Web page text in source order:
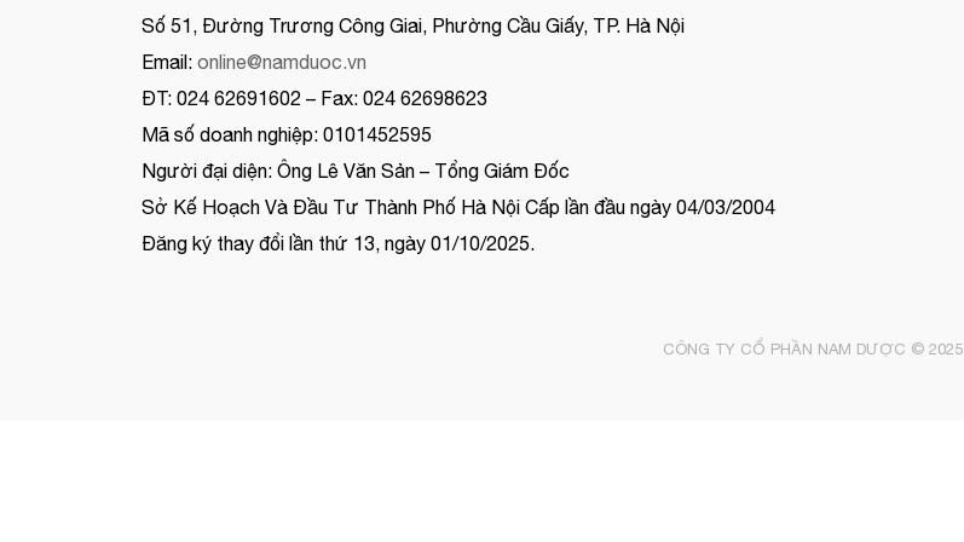
Số 51, Đường Trương Công Giai, Phường Cầu Giấy, TP. Hà Nội
Email: online@namduoc.vn
ĐT: 024 62691602 – Fax: 024 62698623
Mã số doanh nghiệp: 0101452595
Người đại diện: Ông Lê Văn Sản – Tổng Giám Đốc
Sở Kế Hoạch Và Đầu Tư Thành Phố Hà Nội Cấp lần đầu ngày 04/03/2004
Đăng ký thay đổi lần thứ 13, ngày 01/10/2025.
CÔNG TY CỔ PHẦN NAM DƯỢC © 2025